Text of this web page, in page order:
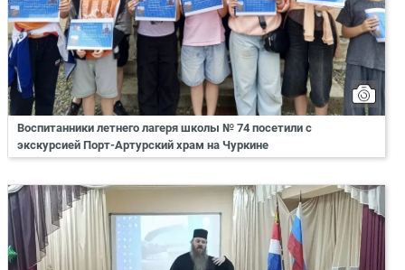
Воспитанники летнего лагеря школы № 74 посетили с
экскурсией Порт-Артурский храм на Чуркине